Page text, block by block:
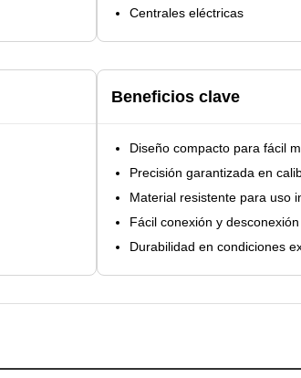
Centrales eléctricas
Beneficios clave
Diseño compacto para fácil
Precisión garantizada en
Material resistente para uso
Fácil conexión y desconexión
Durabilidad en condiciones